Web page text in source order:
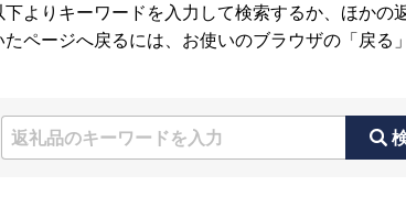
よりキーワードを入力して検索するか、ほかの
ページへ戻るには、お使いのブラウザの「戻る